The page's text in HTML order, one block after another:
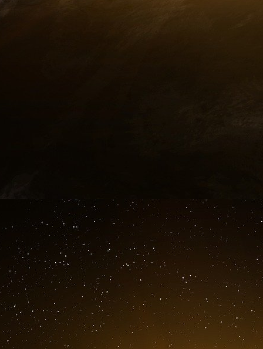
vêtements d’extérieur.
En 2022, la Paul E. Singer Foundation et
respectivement 1 million et 25 000 dollars
affilié à l’AIPAC qui soutient les candidats
reçus fiscaux détaillés de cette année-là.
Relations entre l’AIPAC et l’AIEF
Les millions de dollars que l’AIEF reçoit de
l’AIPAC d’obtenir un consensus bipartisan
Intercept dispose de dossiers fiscaux non